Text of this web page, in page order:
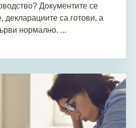
Документите се
декларациите са готови, а
нормално. ...